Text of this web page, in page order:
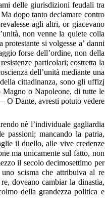
delle giurisdizioni feudali tra
dopo tanto declamare contro
agli altri, or giacevano
non venne la quiete colla
si volgesse a’ danni
forse dell’ordine, non della
particolari; costretta la
dell’unità mediante una
cittadinanza, sono gli uffizj
Magno o Napoleone, di tutte le
O Dante, avresti potuto vedere
nè l’individuale gagliardia
passioni; mancando la patria,
il duello, alle vive credenze
ma unicamente sul fatto, non
il secolo decimosettimo per
scisma che attribuiva al re
doveano cambiar la dinastia,
della grandezza politica e